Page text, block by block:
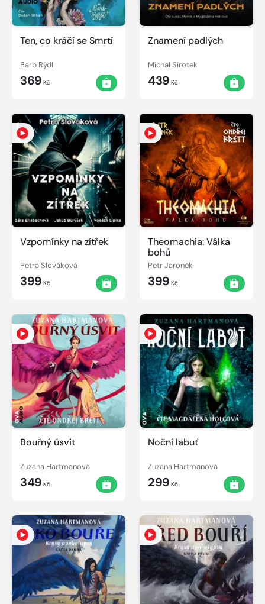
Ten, co kráčí se Smrtí
Barb Rýdl
369 Kč
Znamení padlých
Michal Sirotek
439 Kč
Vzpomínky na zítřek
Petra Slováková
399 Kč
Theomachia: Válka
bohů
Petr Jaroněk
399 Kč
Bouřný úsvit
Zuzana Hartmanová
349 Kč
Noční labuť
Zuzana Hartmanová
299 Kč